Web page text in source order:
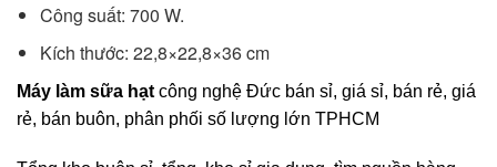
Công suất: 700 W.
Kích thước: 22,8×22,8×36 cm
Máy làm sữa hạt công nghệ Đức bán sỉ, giá sỉ, bán rẻ, giá
rẻ, bán buôn, phân phối số lượng lớn TPHCM